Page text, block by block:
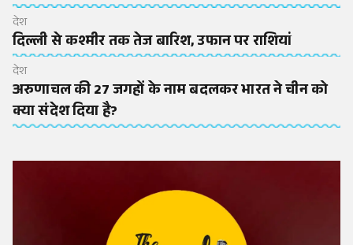
देश
दिल्ली से कश्मीर तक तेज बारिश, उफान पर राशियां
देश
अरुणाचल की 27 जगहों के नाम बदलकर भारत ने चीन को
क्या संदेश दिया है?